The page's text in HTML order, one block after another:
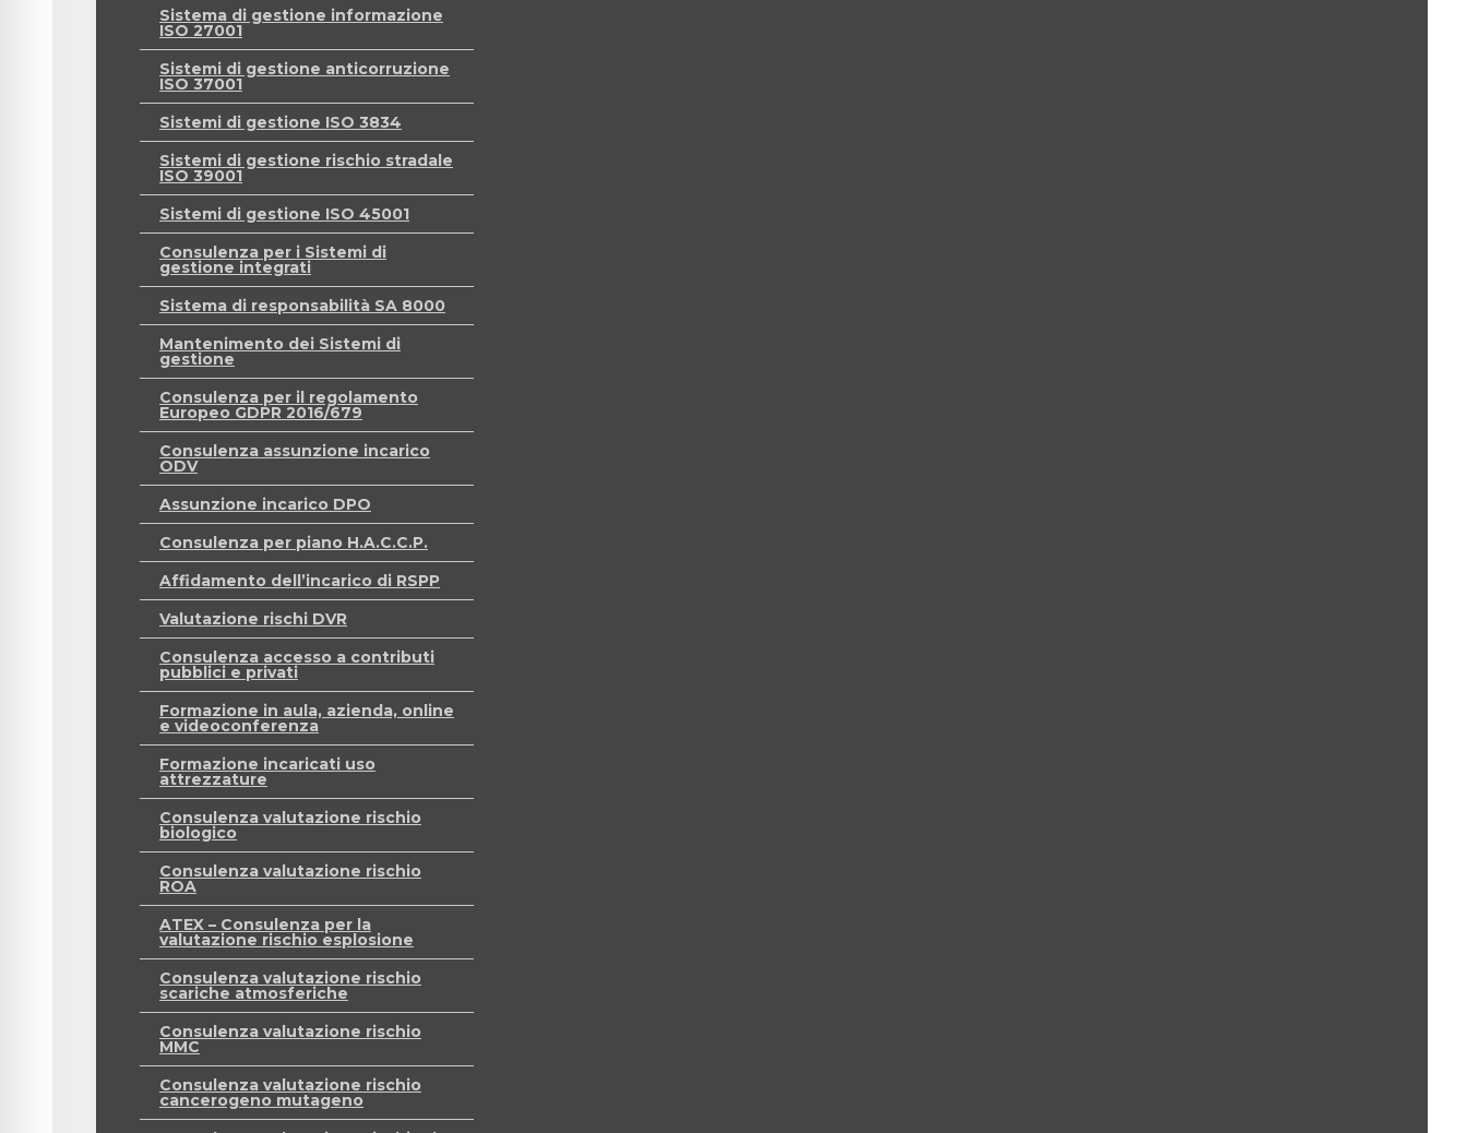
Sistema di gestione informazione
ISO 27001
Sistemi di gestione anticorruzione
ISO 37001
Sistemi di gestione ISO 3834
Sistemi di gestione rischio stradale
ISO 39001
Sistemi di gestione ISO 45001
Consulenza per i Sistemi di
gestione integrati
Sistema di responsabilità SA 8000
Mantenimento dei Sistemi di
gestione
Consulenza per il regolamento
Europeo GDPR 2016/679
Consulenza assunzione incarico
ODV
Assunzione incarico DPO
Consulenza per piano H.A.C.C.P.
Affidamento dell’incarico di RSPP
Valutazione rischi DVR
Consulenza accesso a contributi
pubblici e privati
Formazione in aula, azienda, online
e videoconferenza
Formazione incaricati uso
attrezzature
Consulenza valutazione rischio
biologico
Consulenza valutazione rischio
ROA
ATEX – Consulenza per la
valutazione rischio esplosione
Consulenza valutazione rischio
scariche atmosferiche
Consulenza valutazione rischio
MMC
Consulenza valutazione rischio
cancerogeno mutageno